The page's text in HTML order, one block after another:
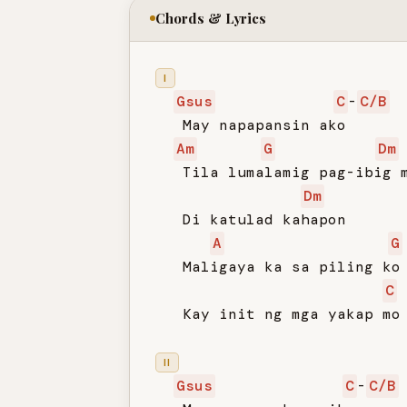
Chords & Lyrics
I
Gsus C - C/B
   May napapansin ako
Am
G Dm
Tila lumalamig pag-ibig
Dm
   Di katulad kahapon
A
G
   Maligaya ka sa piling ko
C
   Kay init ng mga yakap mo
II
Gsus C - C/B